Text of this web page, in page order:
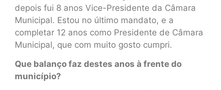
depois fui 8 anos Vice-Presidente da Câmara
Municipal. Estou no último mandato, e a
completar 12 anos como Presidente de Câmara
Municipal, que com muito gosto cumpri.
Que balanço faz destes anos à frente do
município?